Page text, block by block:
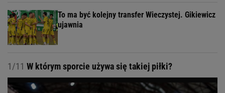
To ma być kolejny transfer Wieczystej. Gikiewicz
ujawnia
1/11 W którym sporcie używa się takiej piłki?